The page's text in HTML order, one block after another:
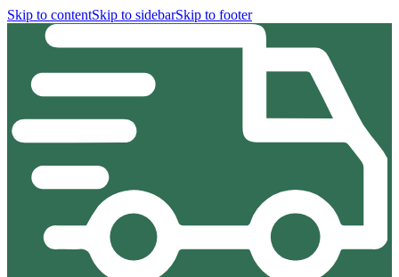
Skip to contentSkip to sidebarSkip to footer